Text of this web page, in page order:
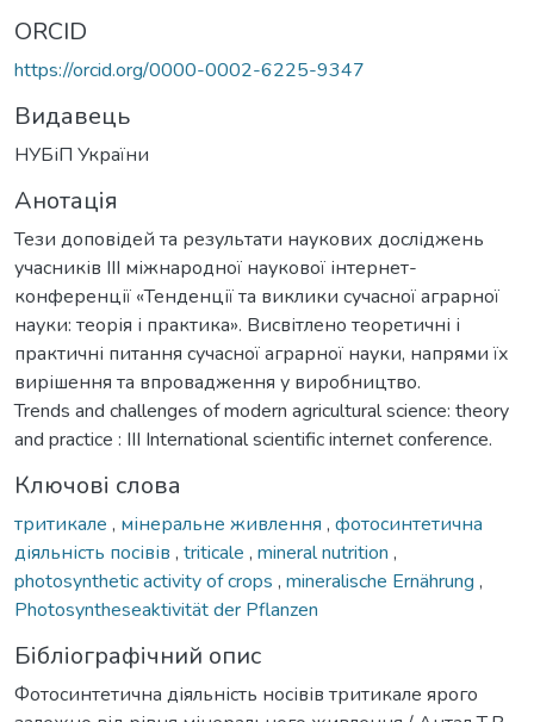
ORCID
https://orcid.org/0000-0002-6225-9347
Видавець
НУБіП України
Анотація
Тези доповідей та результати наукових досліджень
учасників IIІ міжнародної наукової інтернет-
конференції «Тенденції та виклики сучасної аграрної
науки: теорія і практика». Висвітлено теоретичні і
практичні питання сучасної аграрної науки, напрями їх
вирішення та впровадження у виробництво.
Trends and challenges of modern agricultural science: theory
and practice : III International scientific internet conference.
Ключові слова
тритикале , мінеральне живлення , фотосинтетична
діяльність посівів , triticale , mineral nutrition ,
photosynthetic activity of crops , mineralische Ernährung ,
Photosyntheseaktivität der Pflanzen
Бібліографічний опис
Фотосинтетична діяльність носівів тритикале ярого